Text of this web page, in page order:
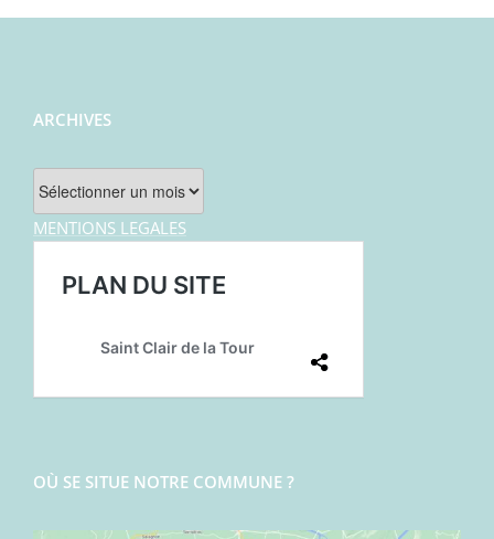
ARCHIVES
Archives
MENTIONS LEGALES
OÙ SE SITUE NOTRE COMMUNE ?